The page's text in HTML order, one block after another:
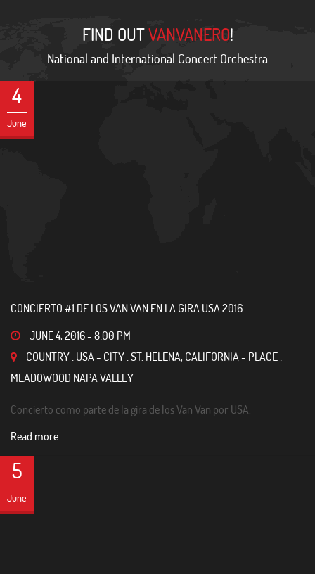
FIND OUTVANVANERO!
National and International Concert Orchestra
4
June
CONCIERTO #1 DE LOS VAN VAN EN LA GIRA USA 2016
JUNE 4, 2016-8:00 PM
COUNTRY : USA - CITY : ST. HELENA, CALIFORNIA - PLACE :
MEADOWOOD NAPA VALLEY
Concierto como parte de la gira de los Van Van por USA.
Read more ...
5
June